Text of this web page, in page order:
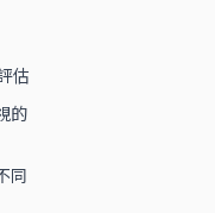
估
的
同